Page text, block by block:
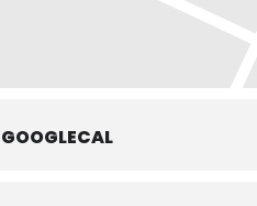
GOOGLECAL